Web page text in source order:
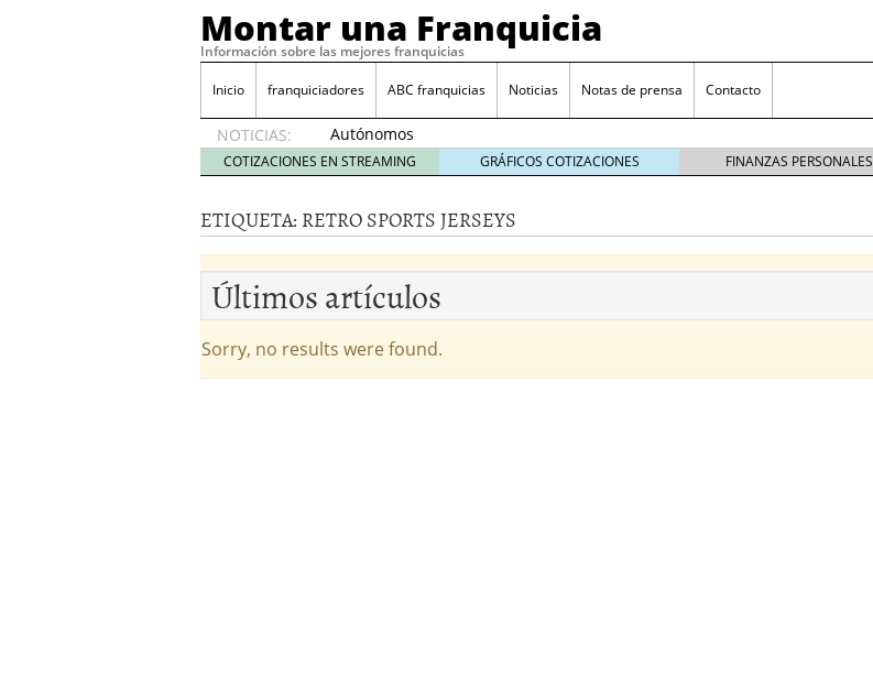
Montar una Franquicia
Información sobre las mejores franquicias
Inicio franquiciadores ABC franquicias Noticias Notas de prensa Contacto
NOTICIAS:
Autónomos
y baja
laboral
2014
¿Quieres ser emprendedor? Esto es lo que cuesta y las ayudas que puedes
tener 4 julio 2014
¿Está tu negocio listo para franquiciarse?
Eureka Vending: una opción práctica
COTIZACIONES EN STREAMING GRÁFICOS COTIZACIONES FINANZAS PERSONALES
ETIQUETA: RETRO SPORTS JERSEYS
Últimos artículos
Sorry, no results were found.